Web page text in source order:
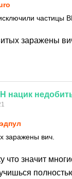
частицы
заражены
нацик
заражены вич.
что значит